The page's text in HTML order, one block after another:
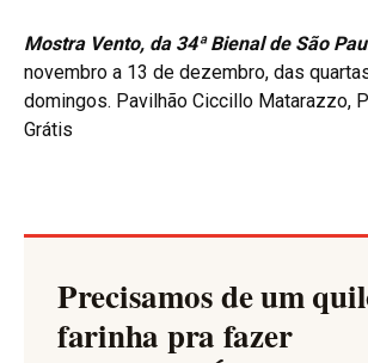
Mostra Vento, da 34ª Bienal de São
novembro a 13 de dezembro, das
domingos. Pavilhão Ciccillo Matarazzo,
Grátis
Precisamos de um
farinha pra fazer